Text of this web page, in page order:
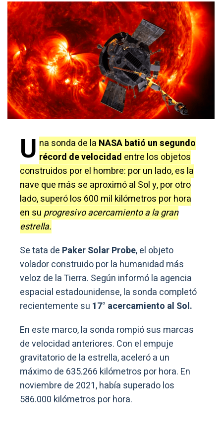
U na sonda de la NASA batió un segundo
récord de velocidad entre los objetos
construidos por el hombre: por un lado, es la
nave que más se aproximó al Sol y, por otro
lado, superó los 600 mil kilómetros por hora
en suprogresivo acercamiento a la gran
estrella.
Se tata de Paker Solar Probe, el objeto
volador construido por la humanidad más
veloz de la Tierra. Según informó la agencia
espacial estadounidense, la sonda completó
recientemente su 17° acercamiento al Sol.
En este marco, la sonda rompió sus marcas
de velocidad anteriores. Con el empuje
gravitatorio de la estrella, aceleró a un
máximo de 635.266 kilómetros por hora. En
noviembre de 2021, había superado los
586.000 kilómetros por hora.